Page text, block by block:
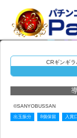
CRギンギ
©SANYOBUSSAN
出玉振分 8個保留 入賞